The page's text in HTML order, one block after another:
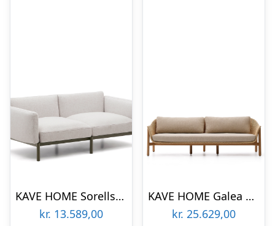
KAVE HOME Sorells udendørs 2 pers. modul sofa – grøn aluminium (201cm)
kr. 13.589,00
KAVE HOME Galea udendørs 3 pers. sofa, m. armlæn og hynder – syntetisk rattan og teaktræ (223cm)
kr. 25.629,00